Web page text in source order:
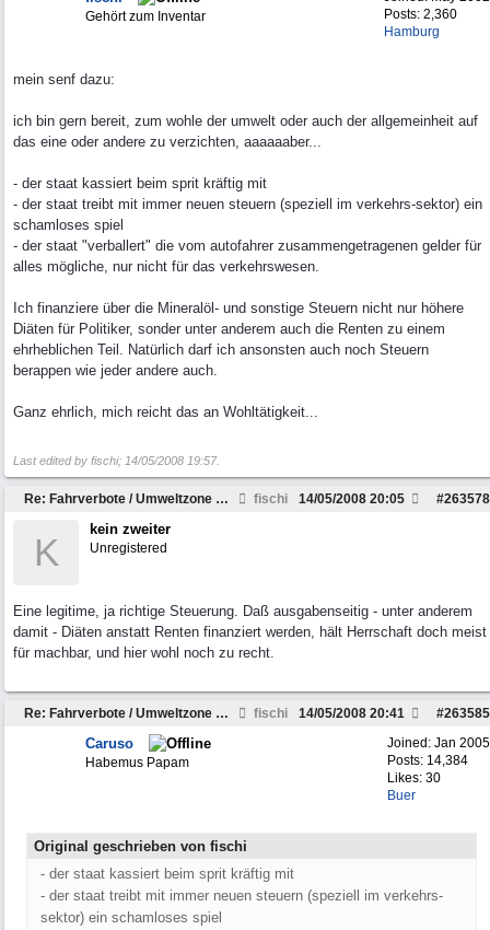
Posts: 2,360
Hamburg
Gehört zum Inventar
mein senf dazu:
ich bin gern bereit, zum wohle der umwelt oder auch der allgemeinheit auf
das eine oder andere zu verzichten, aaaaaaber...
- der staat kassiert beim sprit kräftig mit
- der staat treibt mit immer neuen steuern (speziell im verkehrs-sektor) ein
schamloses spiel
- der staat "verballert" die vom autofahrer zusammengetragenen gelder für
alles mögliche, nur nicht für das verkehrswesen.
Ich finanziere über die Mineralöl- und sonstige Steuern nicht nur höhere
Diäten für Politiker, sonder unter anderem auch die Renten zu einem
ehrheblichen Teil. Natürlich darf ich ansonsten auch noch Steuern
berappen wie jeder andere auch.
Ganz ehrlich, mich reicht das an Wohltätigkeit...
Last edited by fischi; 14/05/2008 19:57.
Re: Fahrverbote / Umweltzone Ruhrgebiet fischi #263578
14/05/2008 20:05
K
kein zweiter
Unregistered
Eine legitime, ja richtige Steuerung. Daß ausgabenseitig - unter anderem
damit - Diäten anstatt Renten finanziert werden, hält Herrschaft doch meist
für machbar, und hier wohl noch zu recht.
Re: Fahrverbote / Umweltzone Ruhrgebiet fischi #263585
14/05/2008 20:41
Joined: Jan 2005
Posts: 14,384
Likes: 30
Buer
Caruso
Habemus Papam
Original geschrieben von fischi
- der staat kassiert beim sprit kräftig mit
- der staat treibt mit immer neuen steuern (speziell im verkehrs-
sektor) ein schamloses spiel